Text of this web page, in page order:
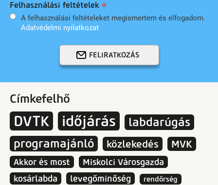
Felhasználási feltételek
A felhasználási feltételeket megismertem és elfogadom.
Adatvédelmi nyilatkozat
FELIRATKOZÁS
Címkefelhő
DVTK időjárás
labdarúgás
programajánló
közlekedés MVK
Akkor és most
Miskolci Városgazda
kosárlabda
levegőminőség
rendőrség